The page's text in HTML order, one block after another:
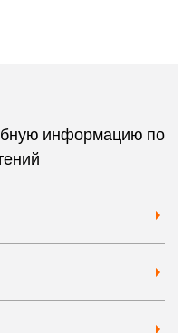
информацию по